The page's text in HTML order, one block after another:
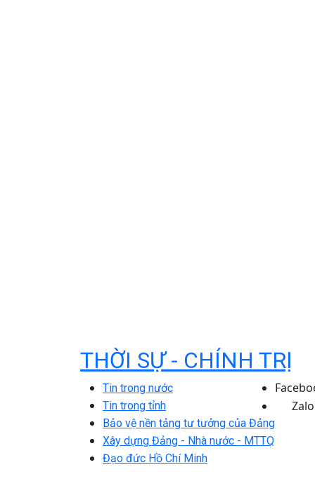
THỜI SỰ - CHÍNH TRỊ
Tin trong nước
Tin trong tỉnh
Bảo vệ nền tảng tư tưởng của Đảng
Xây dựng Đảng - Nhà nước - MTTQ
Đạo đức Hồ Chí Minh
Zalo